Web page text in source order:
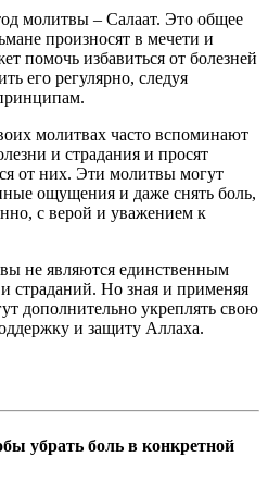
молитвы – Салаат. Это общее
произносят в мечети и
помочь избавиться от болезней
его регулярно, следуя
молитвах часто вспоминают
и страдания и просят
от них. Эти молитвы могут
ощущения и даже снять боль,
с верой и уважением к
не являются единственным
страданий. Но зная и применяя
дополнительно укреплять свою
и защиту Аллаха.
убрать боль в конкретной